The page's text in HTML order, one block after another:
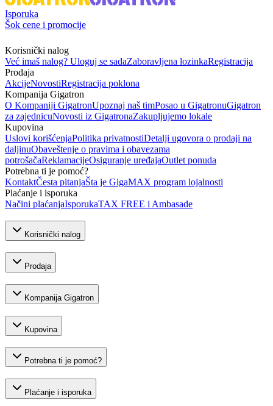
Isporuka
Šok cene i promocije
Korisnički nalog
Već imaš nalog? Uloguj se sadaZaboravljena lozinkaRegistracija
Prodaja
AkcijeNovostiRegistracija poklona
Kompanija Gigatron
O Kompaniji GigatronUpoznaj naš timPosao u GigatronuGigatron
za zajednicuNovosti iz GigatronaZakupljujemo lokale
Kupovina
Uslovi korišćenjaPolitika privatnostiDetalji ugovora o prodaji na
daljinuObaveštenje o pravima i obavezama
potrošačaReklamacijeOsiguranje uređajaOutlet ponuda
Potrebna ti je pomoć?
KontaktČesta pitanjaŠta je GigaMAX program lojalnosti
Plaćanje i isporuka
Načini plaćanjaIsporukaTAX FREE i Ambasade
Korisnički nalog
Prodaja
Kompanija Gigatron
Kupovina
Potrebna ti je pomoć?
Plaćanje i isporuka